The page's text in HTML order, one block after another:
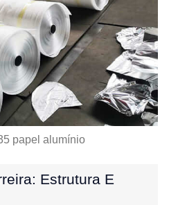
papel alumínio
Estrutura E